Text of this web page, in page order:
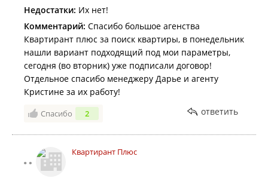
Недостатки: Их нет!
Комментарий: Спасибо большое агенства
Квартирант плюс за поиск квартиры, в понедельник
нашли вариант подходящий под мои параметры,
сегодня (во вторник) уже подписали договор!
Отдельное спасибо менеджеру Дарье и агенту
Кристине за их работу!
Спасибо 2 ответить
Квартирант Плюс